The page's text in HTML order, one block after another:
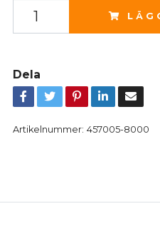
Dela
Artikelnummer: 457005-8000